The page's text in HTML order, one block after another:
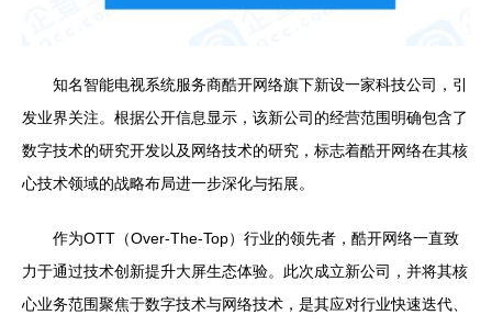
知名智能电视系统服务商酷开网络旗下新设一家科技公司，引
发业界关注。根据公开信息显示，该新公司的经营范围明确包含了
数字技术的研究开发以及网络技术的研究，标志着酷开网络在其核
心技术领域的战略布局进一步深化与拓展。
作为OTT（Over-The-Top）行业的领先者，酷开网络一直致
力于通过技术创新提升大屏生态体验。此次成立新公司，并将其核
心业务范围聚焦于数字技术与网络技术，是其应对行业快速迭代、